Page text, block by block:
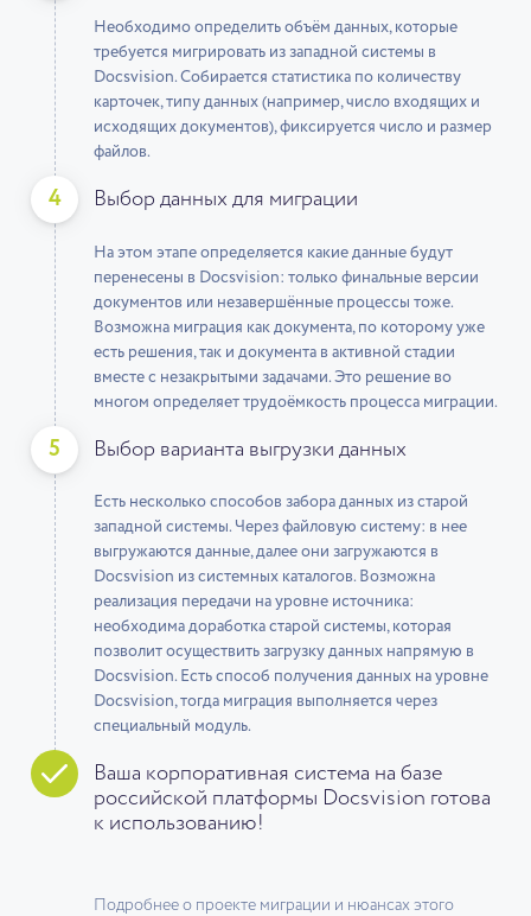
Необходимо определить объём данных, которые
требуется мигрировать из западной системы в
Docsvision. Собирается статистика по количеству
карточек, типу данных (например, число входящих и
исходящих документов), фиксируется число и размер
файлов.
4 Выбор данных для миграции
На этом этапе определяется какие данные будут
перенесены в Docsvision: только финальные версии
документов или незавершённые процессы тоже.
Возможна миграция как документа, по которому уже
есть решения, так и документа в активной стадии
вместе с незакрытыми задачами. Это решение во
многом определяет трудоёмкость процесса миграции.
5 Выбор варианта выгрузки данных
Есть несколько способов забора данных из старой
западной системы. Через файловую систему: в нее
выгружаются данные, далее они загружаются в
Docsvision из системных каталогов. Возможна
реализация передачи на уровне источника:
необходима доработка старой системы, которая
позволит осуществить загрузку данных напрямую в
Docsvision. Есть способ получения данных на уровне
Docsvision, тогда миграция выполняется через
специальный модуль.
Ваша корпоративная система на базе
российской платформы Docsvision готова
к использованию!
Подробнее о проекте миграции и нюансах этого